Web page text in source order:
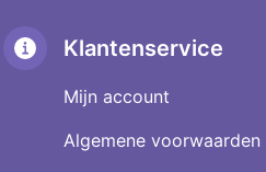
Klantenservice
Mijn account
Algemene voorwaarden